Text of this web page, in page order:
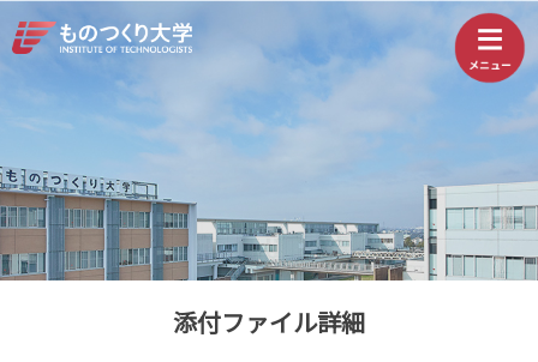
添付ファイル詳細